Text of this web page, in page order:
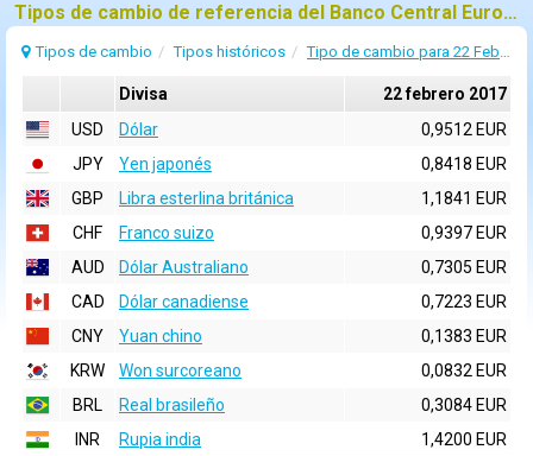
Tipos de cambio de referencia del Banco Central Europeo (BCE) para 22 febrero 2017
Tipos de cambio Tipos históricos Tipo de cambio para 22 Febrero 2017
Divisa
22 febrero 2017
USD
Dólar
0,9512 EUR
JPY
Yen japonés
0,8418 EUR
GBP
Libra esterlina británica
1,1841 EUR
CHF
Franco suizo
0,9397 EUR
AUD
Dólar Australiano
0,7305 EUR
CAD
Dólar canadiense
0,7223 EUR
CNY
Yuan chino
0,1383 EUR
KRW
Won surcoreano
0,0832 EUR
BRL
Real brasileño
0,3084 EUR
INR
Rupia india
1,4200 EUR